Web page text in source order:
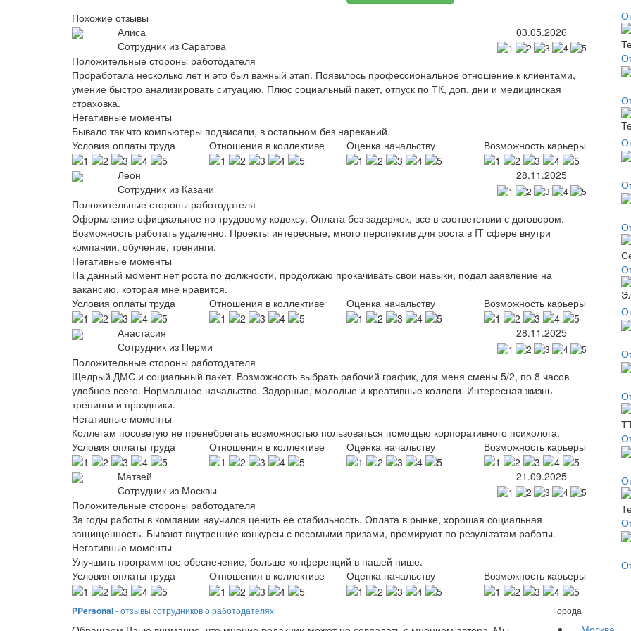
Похожие отзывы
Алиса
Сотрудник из Саратова
03.05.2026
Положительные стороны работодателя
Проработала несколько лет и это был важный этап. Появилось профессиональное отношение к клиентами,
умение быстро анализировать ситуацию. Плюс социальный пакет, отпуск по ТК, доп. дни и медицинская
страховка.
Негативные моменты
Бывало так что компьютеры подвисали, в остальном без нареканий.
Условия оплаты труда
Отношения в коллективе Оценка начальству Возможность карьеры
Леон
Сотрудник из Казани
28.11.2025
Положительные стороны работодателя
Оформление официальное по трудовому кодексу. Оплата без задержек, все в соответствии с договором.
Возможность работать удаленно. Проекты интересные, много перспектив для роста в IT сфере внутри
компании, обучение, тренинги.
Негативные моменты
На данный момент нет роста по должности, продолжаю прокачивать свои навыки, подал заявление на
вакансию, которая мне нравится.
Условия оплаты труда
Отношения в коллективе Оценка начальству Возможность карьеры
Анастасия
Сотрудник из Перми
28.11.2025
Положительные стороны работодателя
Щедрый ДМС и социальный пакет. Возможность выбрать рабочий график, для меня смены 5/2, по 8 часов
удобнее всего. Нормальное начальство. Задорные, молодые и креативные коллеги. Интересная жизнь -
тренинги и праздники.
Негативные моменты
Коллегам посоветую не пренебрегать возможностью пользоваться помощью корпоративного психолога.
Условия оплаты труда
Отношения в коллективе Оценка начальству Возможность карьеры
Матвей
Сотрудник из Москвы
21.09.2025
Положительные стороны работодателя
За годы работы в компании научился ценить ее стабильность. Оплата в рынке, хорошая социальная
защищенность. Бывают внутренние конкурсы с весомыми призами, премируют по результатам работы.
Негативные моменты
Улучшить программное обеспечение, больше конференций в нашей нише.
Условия оплаты труда
Отношения в коллективе Оценка начальству Возможность карьеры
PPersonal- отзывы сотрудников о работодателях Города